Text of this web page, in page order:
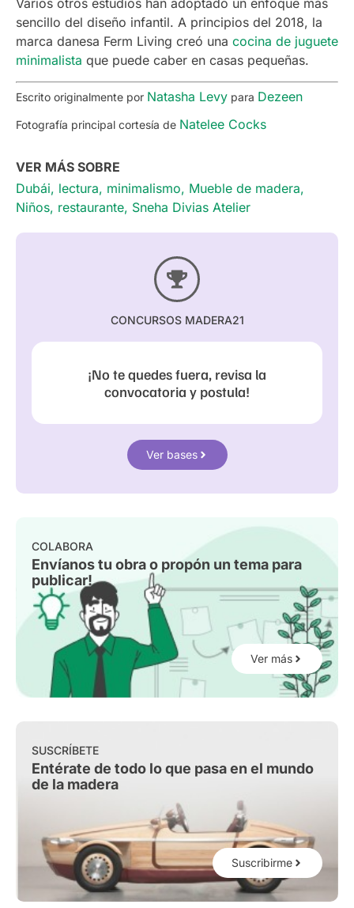
Varios otros estudios han adoptado un enfoque más
sencillo del diseño infantil. A principios del 2018, la
marca danesa Ferm Living creó una cocina de juguete
minimalista que puede caber en casas pequeñas.
Escrito originalmente por Natasha Levy para Dezeen
Fotografía principal cortesía de Natelee Cocks
VER MÁS SOBRE
Dubái, lectura, minimalismo, Mueble de madera,
Niños, restaurante, Sneha Divias Atelier
CONCURSOS MADERA21
¡No te quedes fuera, revisa la
convocatoria y postula!
Ver bases
COLABORA
Envíanos tu obra o propón un tema para
publicar!
Ver más
SUSCRÍBETE
Entérate de todo lo que pasa en el mundo
de la madera
Suscribirme